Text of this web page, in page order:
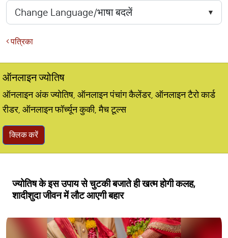
पत्रिका
ऑनलाइन ज्योतिष
ऑनलाइन अंक ज्योतिष, ऑनलाइन पंचांग कैलेंडर, ऑनलाइन टैरो कार्ड
रीडर, ऑनलाइन फॉर्च्यून कुकी, मैच टूल्स
क्लिक करें
ज्योतिष के इस उपाय से चुटकी बजाते ही खत्म होगी कलह,
शादीशुदा जीवन में लौट आएगी बहार